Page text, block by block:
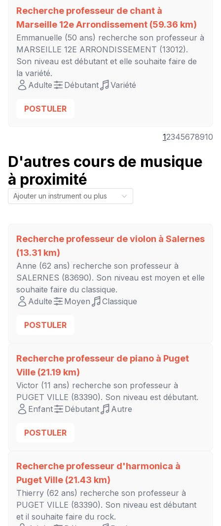
Recherche professeur de chant à
Marseille 12e Arrondissement (59.36 km)
Emmanuelle (50 ans) recherche son professeur à
MARSEILLE 12E ARRONDISSEMENT (13012).
Son niveau est débutant et elle souhaite faire de
la variété.
Adulte
Débutant Variété
POSTULER
12345678910
D'autres cours de musique
à proximité
Recherche professeur de violon à Salernes
(13.31 km)
Anne (62 ans) recherche son professeur à
SALERNES (83690). Son niveau est moyen et elle
souhaite faire du classique.
Adulte
Moyen Classique
POSTULER
Recherche professeur de piano à Puget
Ville (21.19 km)
Victor (11 ans) recherche son professeur à
PUGET VILLE (83390). Son niveau est débutant.
Enfant
Débutant Autre
POSTULER
Recherche professeur d'harmonica à
Puget Ville (21.43 km)
Thierry (62 ans) recherche son professeur à
PUGET VILLE (83390). Son niveau est débutant
et il souhaite faire du rock.